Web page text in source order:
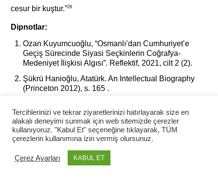
cesur bir kuştur.”28
Dipnotlar:
Ozan Kuyumcuoğlu, “Osmanlı’dan Cumhuriyet’e
Geçiş Sürecinde Siyasi Seçkinlerin Coğrafya-
Medeniyet İlişkisi Algısı”. Reflektif, 2021, cilt 2 (2).
Şükrü Hanioğlu, Atatürk. An Intellectual Biography
(Princeton 2012), s. 165 .
Cihad Cihan, “Fuad Köprülü ve Türk Tarihinde
Kökenler: Süreklilik, Dış Tesir ve Hususi Tekamül”,
Turkish Studies, cilt 9/7, 2014, s. 233-259.
Hanioğlu, s. 171.
Tercihlerinizi ve tekrar ziyaretlerinizi hatırlayarak size en
alakalı deneyimi sunmak için web sitemizde çerezler
kullanıyoruz. "Kabul Et" seçeneğine tıklayarak, TÜM
çerezlerin kullanımına izin vermiş olursunuz.
Çerez Ayarları KABUL ET